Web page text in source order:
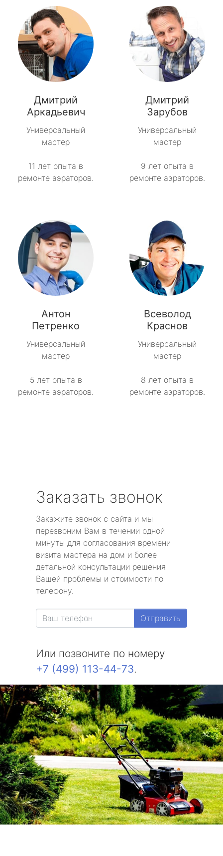
Дмитрий
Аркадьевич
Универсальный
мастер
11 лет опыта в
ремонте аэраторов.
Дмитрий
Зарубов
Универсальный
мастер
9 лет опыта в
ремонте аэраторов.
Антон
Петренко
Универсальный
мастер
5 лет опыта в
ремонте аэраторов.
Всеволод
Краснов
Универсальный
мастер
8 лет опыта в
ремонте аэраторов.
Заказать звонок
Закажите звонок с сайта и мы
перезвоним Вам в течении одной
минуты для согласования времени
визита мастера на дом и более
детальной консультации решения
Вашей проблемы и стоимости по
телефону.
Отправить
Или позвоните по номеру
+7 (499) 113-44-73.